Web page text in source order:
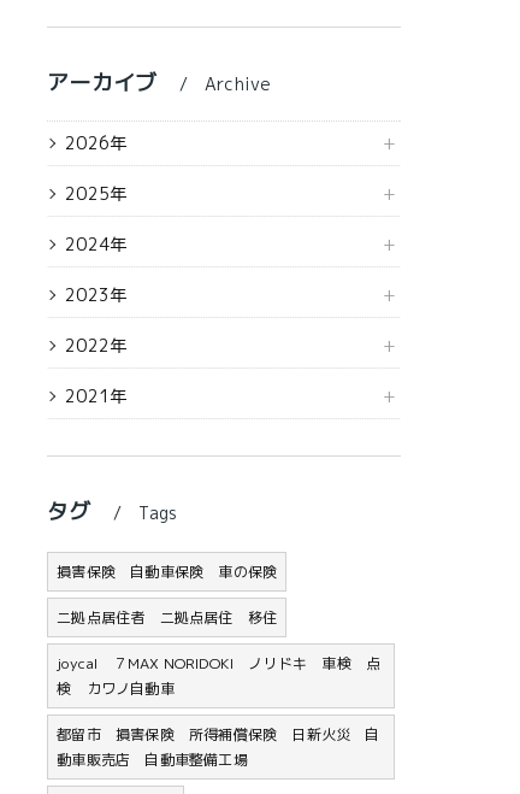
アーカイブ Archive
2026年
2025年
2024年
2023年
2022年
2021年
タグ Tags
損害保険 自動車保険 車の保険
二拠点居住者 二拠点居住 移住
joycal ７MAX NORIDOKI ノリドキ 車検 点
検 カワノ自動車
都留市 損害保険 所得補償保険 日新火災 自
動車販売店 自動車整備工場